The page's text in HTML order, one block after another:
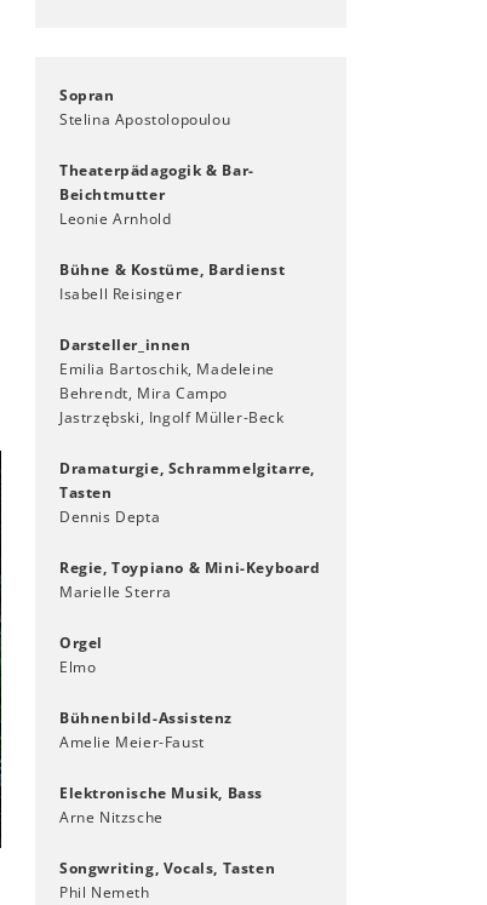
Sopran
Stelina Apostolopoulou
Theaterpädagogik & Bar-
Beichtmutter
Leonie Arnhold
Bühne & Kostüme, Bardienst
Isabell Reisinger
Darsteller_innen
Emilia Bartoschik, Madeleine
Behrendt, Mira Campo
Jastrzębski, Ingolf Müller-Beck
Dramaturgie, Schrammelgitarre,
Tasten
Dennis Depta
Regie, Toypiano & Mini-Keyboard
Marielle Sterra
Orgel
Elmo
Bühnenbild-Assistenz
Amelie Meier-Faust
Elektronische Musik, Bass
Arne Nitzsche
Songwriting, Vocals, Tasten
Phil Nemeth